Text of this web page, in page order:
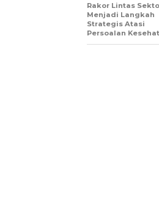
Rakor Lintas
Menjadi Langkah
Strategis Atasi
Persoalan